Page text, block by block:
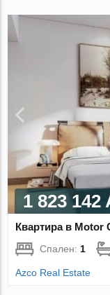
1 823 142
Квартира в Motor
Спален: 1
Azco Real Estate